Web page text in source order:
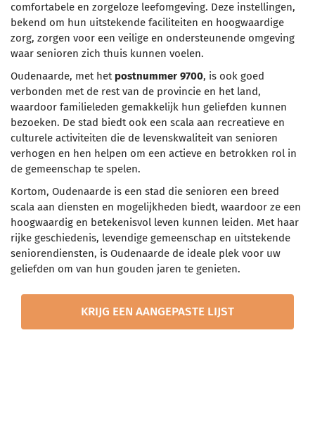
comfortabele en zorgeloze leefomgeving. Deze instellingen,
bekend om hun uitstekende faciliteiten en hoogwaardige
zorg, zorgen voor een veilige en ondersteunende omgeving
waar senioren zich thuis kunnen voelen.
Oudenaarde, met het postnummer 9700, is ook goed
verbonden met de rest van de provincie en het land,
waardoor familieleden gemakkelijk hun geliefden kunnen
bezoeken. De stad biedt ook een scala aan recreatieve en
culturele activiteiten die de levenskwaliteit van senioren
verhogen en hen helpen om een actieve en betrokken rol in
de gemeenschap te spelen.
Kortom, Oudenaarde is een stad die senioren een breed
scala aan diensten en mogelijkheden biedt, waardoor ze een
hoogwaardig en betekenisvol leven kunnen leiden. Met haar
rijke geschiedenis, levendige gemeenschap en uitstekende
seniorendiensten, is Oudenaarde de ideale plek voor uw
geliefden om van hun gouden jaren te genieten.
KRIJG EEN AANGEPASTE LIJST